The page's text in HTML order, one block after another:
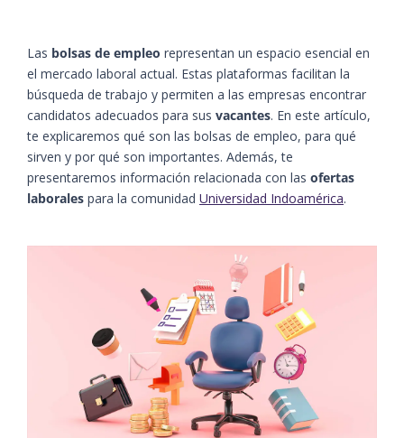
Las bolsas de empleo representan un espacio esencial en
el mercado laboral actual. Estas plataformas facilitan la
búsqueda de trabajo y permiten a las empresas encontrar
candidatos adecuados para sus vacantes. En este artículo,
te explicaremos qué son las bolsas de empleo, para qué
sirven y por qué son importantes. Además, te
presentaremos información relacionada con las ofertas
laborales para la comunidad Universidad Indoamérica.